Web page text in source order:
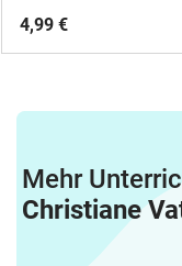
4,99 €
Mehr
Christiane